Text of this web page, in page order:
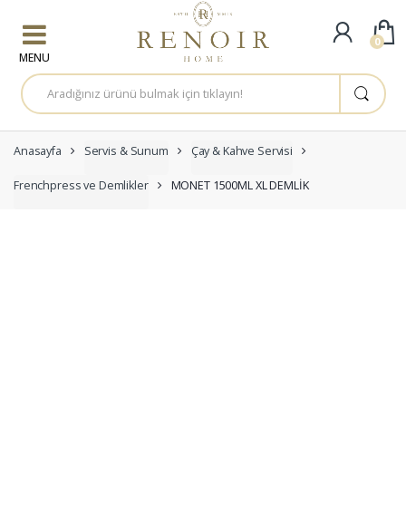
A
r
a
a
:
Anasayfa Servis & Sunum Çay & Kahve Servisi
Frenchpress ve Demlikler MONET 1500ML XL DEMLİK
0